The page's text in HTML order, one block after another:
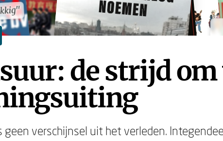
de strijd
geen verschijnsel uit het verleden.